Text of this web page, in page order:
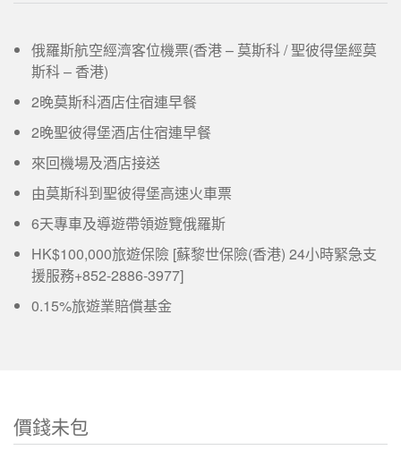
俄羅斯航空經濟客位機票(香港 – 莫斯科 / 聖彼得堡經莫
斯科 – 香港)
2晚莫斯科酒店住宿連早餐
2晚聖彼得堡酒店住宿連早餐
來回機場及酒店接送
由莫斯科到聖彼得堡高速火車票
6天專車及導遊帶領遊覽俄羅斯
HK$100,000旅遊保險 [蘇黎世保險(香港) 24小時緊急支
援服務+852-2886-3977]
0.15%旅遊業賠償基金
價錢未包